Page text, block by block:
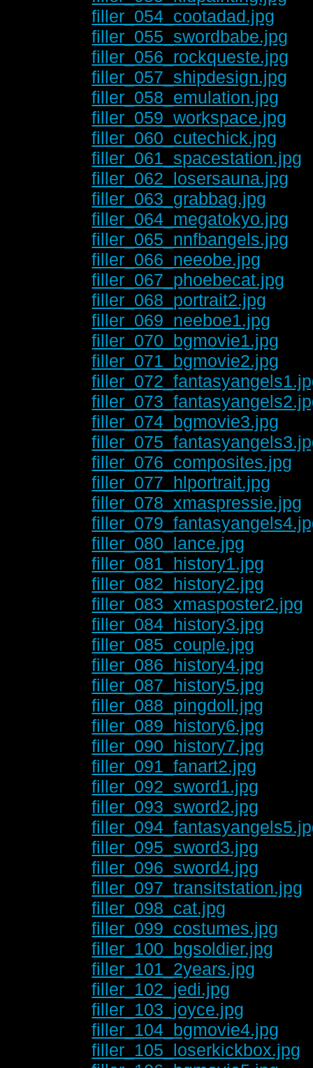
filler_054_cootadad.jpg
filler_055_swordbabe.jpg
filler_056_rockqueste.jpg
filler_057_shipdesign.jpg
filler_058_emulation.jpg
filler_059_workspace.jpg
filler_060_cutechick.jpg
filler_061_spacestation.jpg
filler_062_losersauna.jpg
filler_063_grabbag.jpg
filler_064_megatokyo.jpg
filler_065_nnfbangels.jpg
filler_066_neeobe.jpg
filler_067_phoebecat.jpg
filler_068_portrait2.jpg
filler_069_neeboe1.jpg
filler_070_bgmovie1.jpg
filler_071_bgmovie2.jpg
filler_074_bgmovie3.jpg
filler_076_composites.jpg
filler_077_hlportrait.jpg
filler_078_xmaspressie.jpg
filler_080_lance.jpg
filler_081_history1.jpg
filler_082_history2.jpg
filler_083_xmasposter2.jpg
filler_084_history3.jpg
filler_085_couple.jpg
filler_086_history4.jpg
filler_087_history5.jpg
filler_088_pingdoll.jpg
filler_089_history6.jpg
filler_090_history7.jpg
filler_091_fanart2.jpg
filler_092_sword1.jpg
filler_093_sword2.jpg
filler_095_sword3.jpg
filler_096_sword4.jpg
filler_097_transitstation.jpg
filler_098_cat.jpg
filler_099_costumes.jpg
filler_100_bgsoldier.jpg
filler_101_2years.jpg
filler_102_jedi.jpg
filler_103_joyce.jpg
filler_104_bgmovie4.jpg
filler_105_loserkickbox.jpg